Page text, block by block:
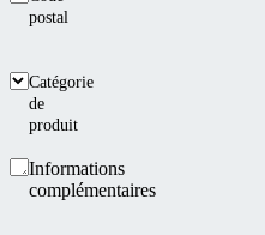
postal
Catégorie
de
produit
Informations
complémentaires